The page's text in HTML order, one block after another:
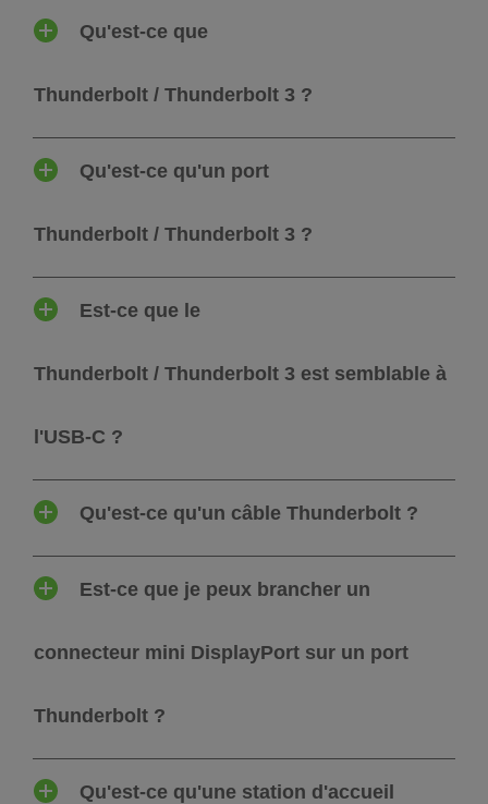
Qu'est-ce que
Thunderbolt / Thunderbolt 3 ?
Qu'est-ce qu'un port
Thunderbolt / Thunderbolt 3 ?
Est-ce que le
Thunderbolt / Thunderbolt 3 est semblable à
l'USB-C ?
Qu'est-ce qu'un câble Thunderbolt ?
Est-ce que je peux brancher un
connecteur mini DisplayPort sur un port
Thunderbolt ?
Qu'est-ce qu'une station d'accueil